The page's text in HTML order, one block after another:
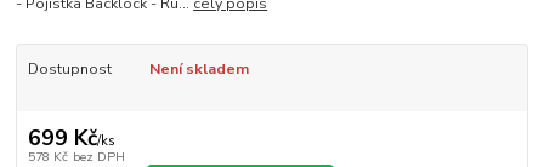
- Pojistka Backlock - Ru... celý popis
Dostupnost Není skladem
699 Kč/ks
578 Kč bez DPH